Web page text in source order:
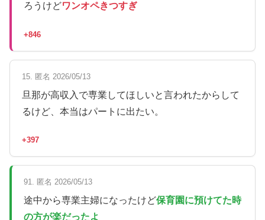
ろうけどワンオペきつすぎ
+846
15. 匿名 2026/05/13
旦那が高収入で専業してほしいと言われたからして
るけど、本当はパートに出たい。
+397
91. 匿名 2026/05/13
途中から専業主婦になったけど保育園に預けてた時
の方が楽だったよ